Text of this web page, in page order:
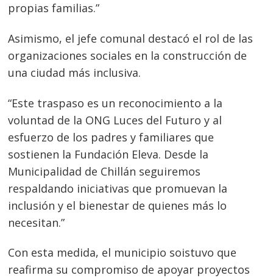
propias familias.”
Asimismo, el jefe comunal destacó el rol de las
organizaciones sociales en la construcción de
una ciudad más inclusiva.
“Este traspaso es un reconocimiento a la
voluntad de la ONG Luces del Futuro y al
esfuerzo de los padres y familiares que
sostienen la Fundación Eleva. Desde la
Municipalidad de Chillán seguiremos
respaldando iniciativas que promuevan la
inclusión y el bienestar de quienes más lo
necesitan.”
Con esta medida, el municipio soistuvo que
reafirma su compromiso de apoyar proyectos